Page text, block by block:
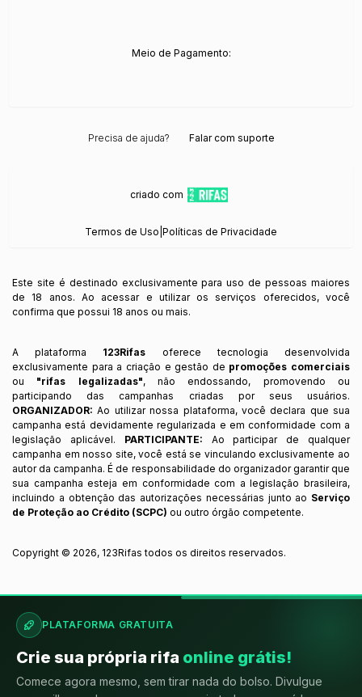
Meio de Pagamento:
Precisa de ajuda? Falar com suporte
criado com
Termos de Uso Políticas de Privacidade
Este site é destinado exclusivamente para uso de pessoas maiores
de 18 anos. Ao acessar e utilizar os serviços oferecidos, você
confirma que possui 18 anos ou mais.
A plataforma 123Rifas oferece tecnologia desenvolvida
exclusivamente para a criação e gestão de promoções comerciais
ou "rifas legalizadas", não endossando, promovendo ou
participando das campanhas criadas por seus usuários.
ORGANIZADOR: Ao utilizar nossa plataforma, você declara que sua
campanha está devidamente regularizada e em conformidade com a
legislação aplicável. PARTICIPANTE: Ao participar de qualquer
campanha em nosso site, você está se vinculando exclusivamente ao
autor da campanha. É de responsabilidade do organizador garantir que
sua campanha esteja em conformidade com a legislação brasileira,
incluindo a obtenção das autorizações necessárias junto ao Serviço
de Proteção ao Crédito (SCPC) ou outro órgão competente.
Copyright © 2026, 123Rifas todos os direitos reservados.
PLATAFORMA GRATUITA
Crie sua própria rifa online grátis!
Comece agora mesmo, sem tirar nada do bolso. Divulgue